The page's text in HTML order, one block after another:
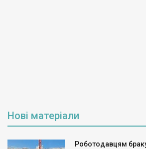
Нові матеріали
Роботодавцям